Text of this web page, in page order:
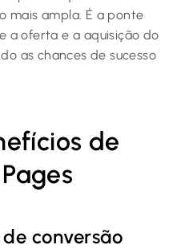
mais ampla. É a ponte
a oferta e a aquisição do
as chances de sucesso
de
conversão